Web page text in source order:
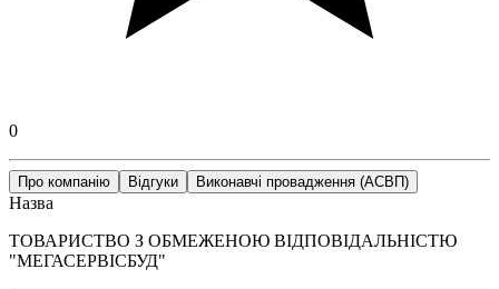
0
Про компанію Відгуки Виконавчі провадження (АСВП)
Назва
ТОВАРИСТВО З ОБМЕЖЕНОЮ ВІДПОВІДАЛЬНІСТЮ
"МЕГАСЕРВІСБУД"